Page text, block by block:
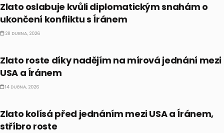
Zlato oslabuje kvůli diplomatickým snahám o
ukončení konfliktu s Íránem
28 DUBNA, 2026
Zlato roste díky nadějím na mírová jednání mezi
USA a Íránem
14 DUBNA, 2026
Zlato kolísá před jednáním mezi USA a Íránem,
stříbro roste